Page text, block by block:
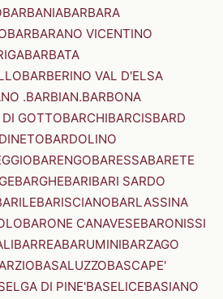
BARBANIABARBARA
BARBARANO VICENTINO
BARBATA
BARBERINO VAL D'ELSA
.BARBIAN.BARBONA
GOTTOBARCHIBARCISBARD
BARDOLINO
BARENGOBARESSABARETE
BARGHEBARIBARI SARDO
BARISCIANOBARLASSINA
BARONE CANAVESEBARONISSI
BARREABARUMINIBARZAGO
BASALUZZOBASCAPE'
DI PINE'BASELICEBASIANO